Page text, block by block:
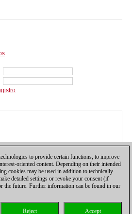
|Para contactar Cookies Management
to provide certain functions, to improve
oriented content. Depending on their intended
cookies may be used in addition to technically
detailed settings or revoke your consent (if
the future. Further information can be found in our
Accept
Reject